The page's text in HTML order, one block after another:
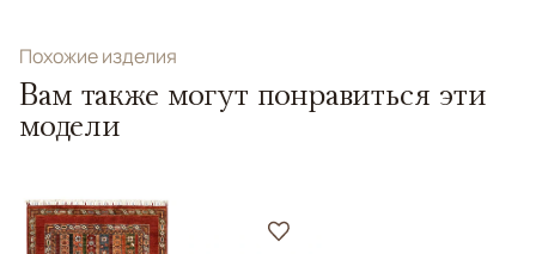
Похожие изделия
Вам также могут понравиться эти
модели